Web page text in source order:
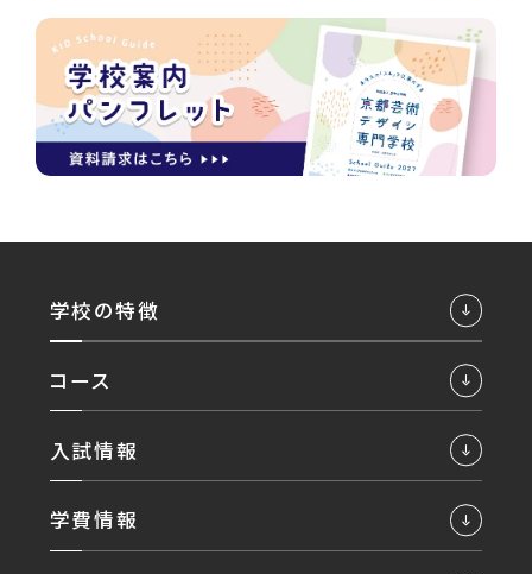
学校の特徴
コース
入試情報
学費情報